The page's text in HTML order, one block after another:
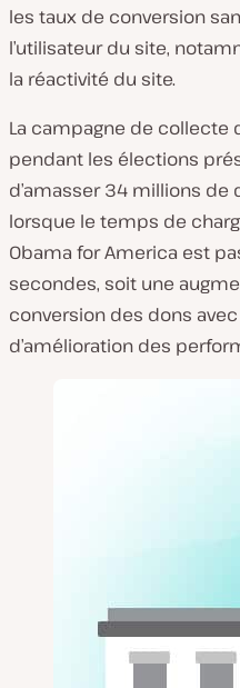
les taux de conversion
l’utilisateur du site,
la réactivité du site.
La campagne de collecte
pendant les élections
d’amasser 34 millions
lorsque le temps de
Obama for America est
secondes, soit une
conversion des dons
d’amélioration des